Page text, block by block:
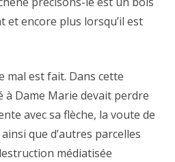
et encore plus lorsqu’il est
est fait. Dans cette
à Dame Marie devait perdre
avec sa flèche, la voute de
que d’autres parcelles
médiatisée